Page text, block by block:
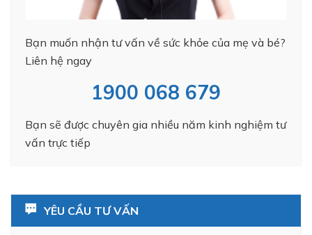
Bạn muốn nhận tư vấn về sức khỏe của mẹ và bé?
Liên hệ ngay
1900 068 679
Bạn sẽ được chuyên gia nhiều năm kinh nghiệm tư
vấn trực tiếp
YÊU CẦU TƯ VẤN